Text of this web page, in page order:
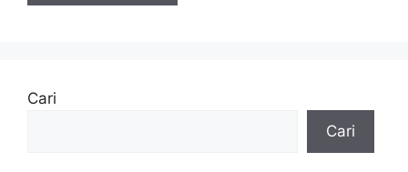
Cari
Cari